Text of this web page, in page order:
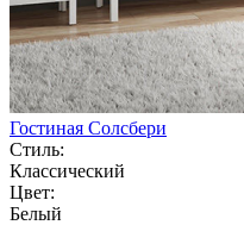
Гостиная Солсбери
Стиль:
Классический
Цвет:
Белый